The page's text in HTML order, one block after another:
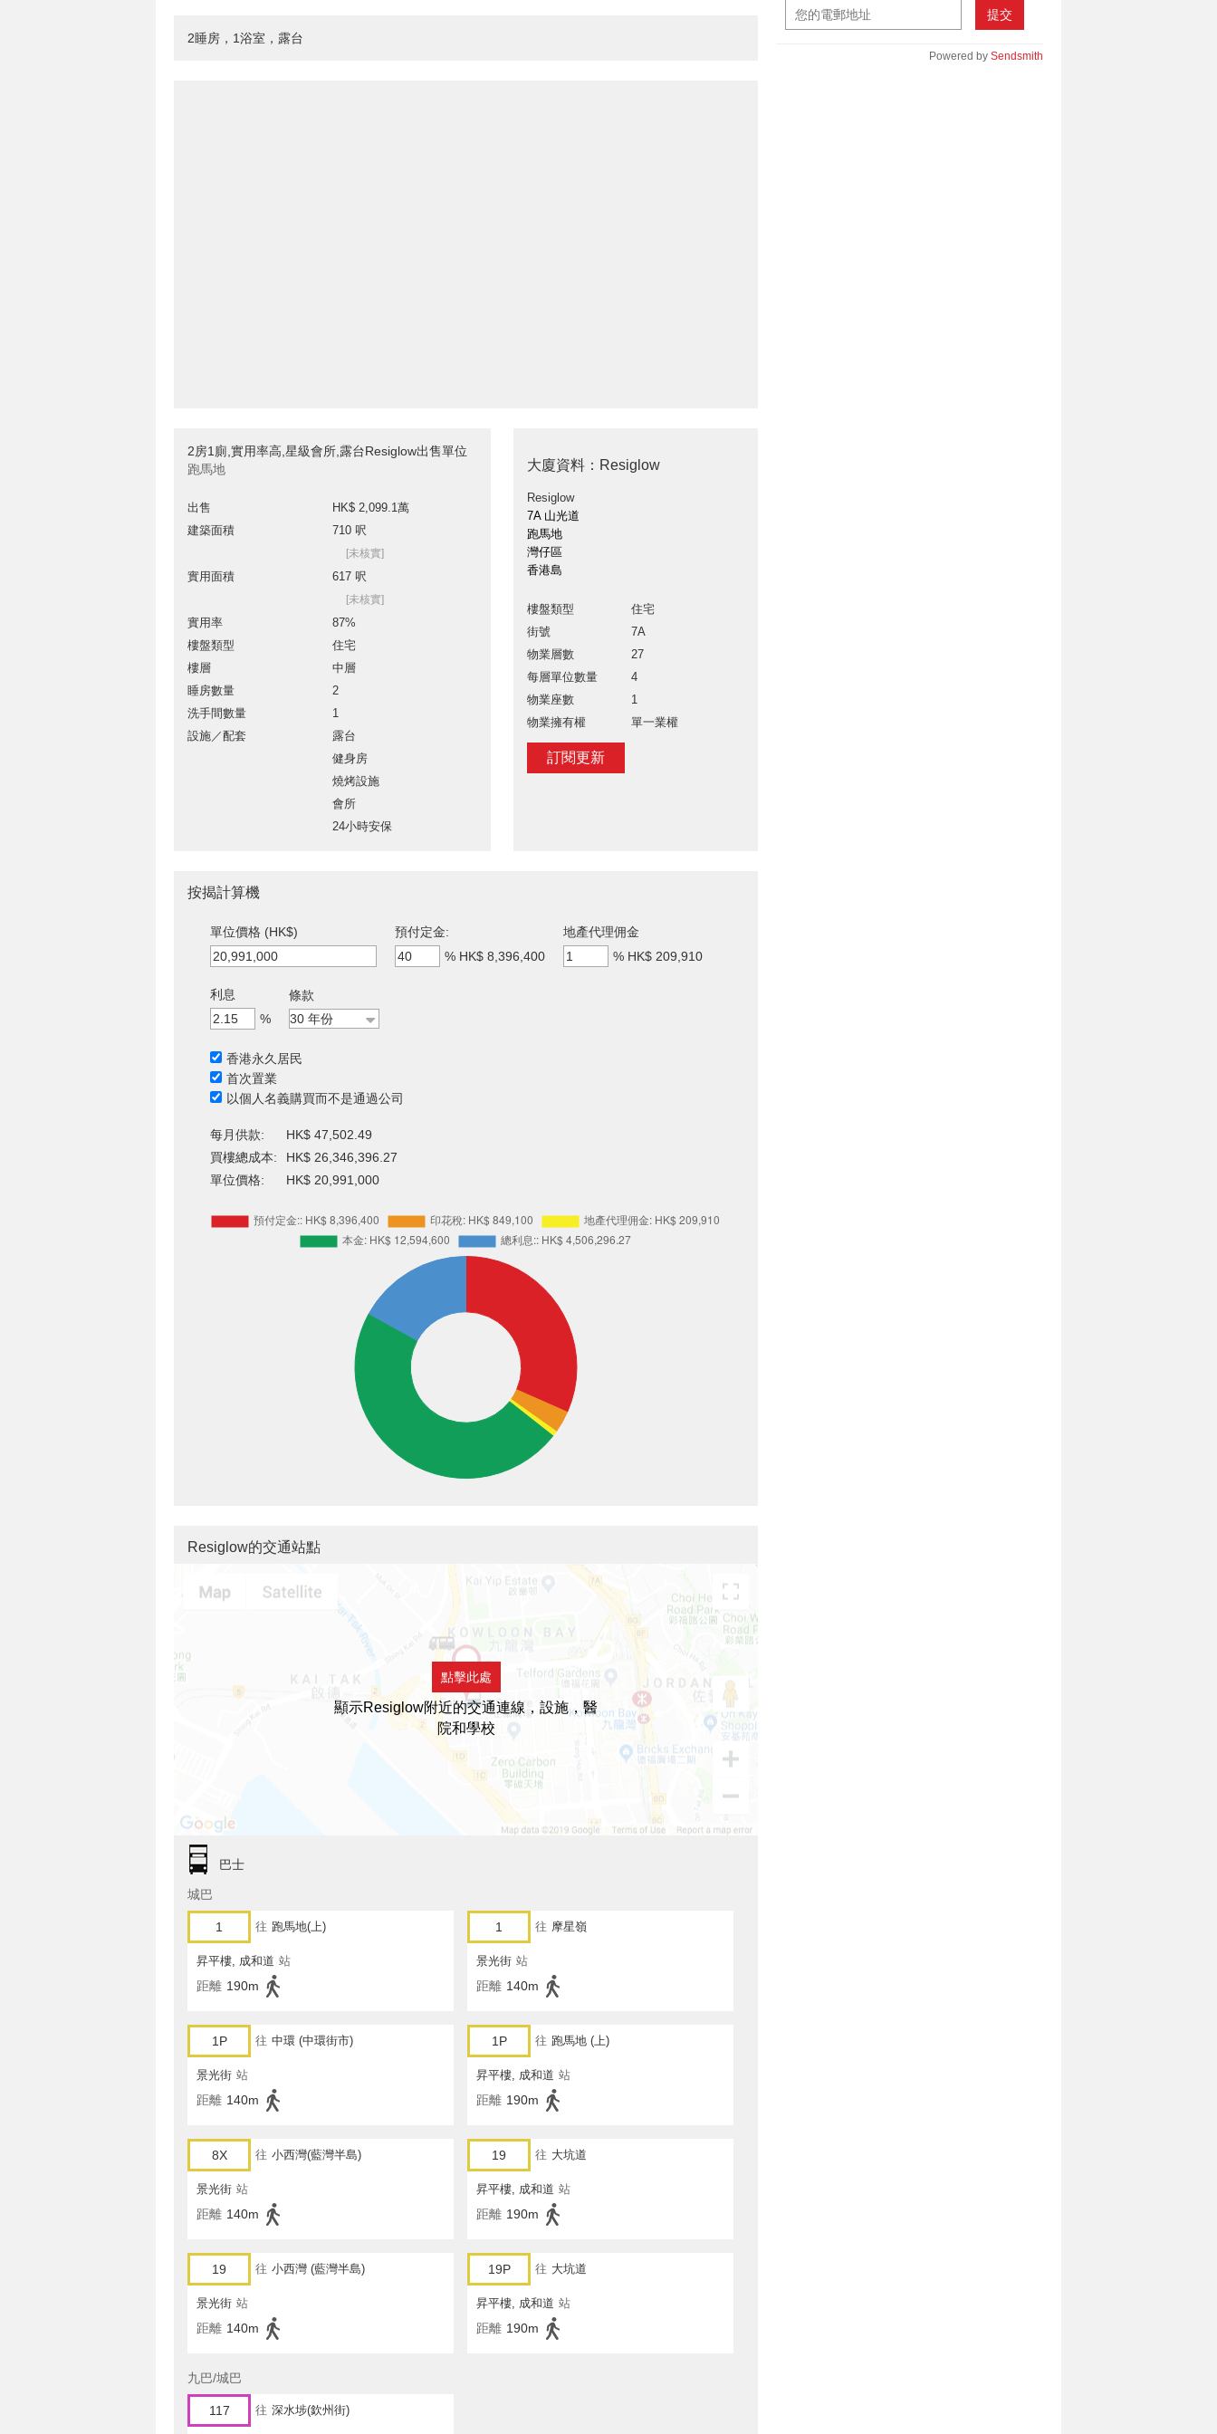
2睡房，1浴室，露台
2房1廁,實用率高,星級會所,露台Resiglow出售單位
跑馬地
出售
HK$ 2,099.1萬
建築面積
710 呎
[未核實]
實用面積 617 呎
[未核實]
實用率
87%
樓盤類型
住宅
樓層
中層
睡房數量
2
洗手間數量
1
設施／配套
露台
健身房
燒烤設施
會所
24小時安保
大廈資料：Resiglow
Resiglow
7A 山光道
跑馬地
灣仔區
香港島
樓盤類型
住宅
街號
7A
物業層數
27
每層單位數量
4
物業座數
1
物業擁有權
單一業權
訂閱更新
提交
Powered by Sendsmith
按揭計算機
單位價格 (HK$)
預付定金:
% HK$ 8,396,400
地產代理佣金
% HK$ 209,910
利息
%
條款
香港永久居民
首次置業
以個人名義購買而不是通過公司
每月供款:
HK$ 47,502.49
買樓總成本:
HK$ 26,346,396.27
單位價格:
HK$ 20,991,000
Resiglow的交通站點
點擊此處
顯示Resiglow附近的交通連線，設施，醫
院和學校
巴士
城巴
1 往 跑馬地(上)
昇平樓, 成和道 站
距離 190m
1 往 摩星嶺
景光街 站
距離 140m
1P 往 中環 (中環街市)
景光街 站
距離 140m
1P 往 跑馬地 (上)
昇平樓, 成和道 站
距離 190m
8X 往 小西灣(藍灣半島)
景光街 站
距離 140m
19 往 大坑道
昇平樓, 成和道 站
距離 190m
19 往 小西灣 (藍灣半島)
景光街 站
距離 140m
19P 往 大坑道
昇平樓, 成和道 站
距離 190m
九巴/城巴
117 往 深水埗(欽州街)